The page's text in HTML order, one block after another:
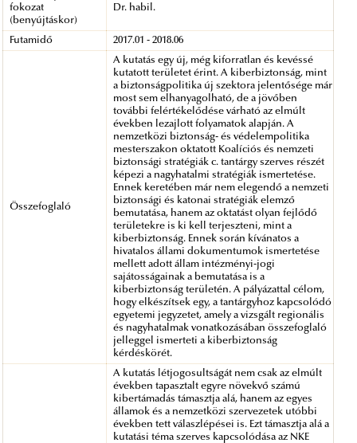
fokozat
(benyújtáskor)
Dr. habil.
Futamidő 2017.01 - 2018.06
Összefoglaló
A kutatás egy új, még kiforratlan és kevéssé
kutatott területet érint. A kiberbiztonság, mint
a biztonságpolitika új szektora jelentősége már
most sem elhanyagolható, de a jövőben
további felértékelődése várható az elmúlt
években lezajlott folyamatok alapján. A
nemzetközi biztonság- és védelempolitika
mesterszakon oktatott Koalíciós és nemzeti
biztonsági stratégiák c. tantárgy szerves részét
képezi a nagyhatalmi stratégiák ismertetése.
Ennek keretében már nem elegendő a nemzeti
biztonsági és katonai stratégiák elemző
bemutatása, hanem az oktatást olyan fejlődő
területekre is ki kell terjeszteni, mint a
kiberbiztonság. Ennek során kívánatos a
hivatalos állami dokumentumok ismertetése
mellett adott állam intézményi-jogi
sajátosságainak a bemutatása is a
kiberbiztonság területén. A pályázattal célom,
hogy elkészítsek egy, a tantárgyhoz kapcsolódó
egyetemi jegyzetet, amely a vizsgált regionális
és nagyhatalmak vonatkozásában összefoglaló
jelleggel ismerteti a kiberbiztonság
kérdéskörét.
A kutatás létjogosultságát nem csak az elmúlt
években tapasztalt egyre növekvő számú
kibertámadás támasztja alá, hanem az egyes
államok és a nemzetközi szervezetek utóbbi
években tett válaszlépései is. Ezt támasztja alá a
kutatási téma szerves kapcsolódása az NKE